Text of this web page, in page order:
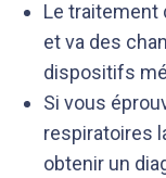
Le traitement
et va des
dispositifs
Si vous
respiratoires
obtenir un